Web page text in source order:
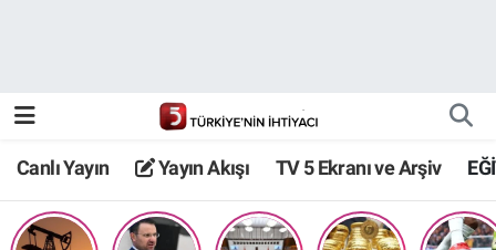
Canlı Yayın Yayın Akışı TV 5 Ekranı ve Arşiv
TV 5 Ekranı ve Arşiv